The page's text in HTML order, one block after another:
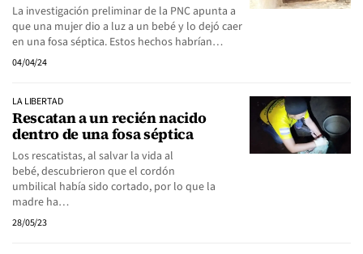
La investigación preliminar de la PNC apunta a
que una mujer dio a luz a un bebé y lo dejó caer
en una fosa séptica. Estos hechos habrían…
04/04/24
LA LIBERTAD
Rescatan a un recién nacido
dentro de una fosa séptica
Los rescatistas, al salvar la vida al
bebé, descubrieron que el cordón
umbilical había sido cortado, por lo que la
madre ha…
28/05/23